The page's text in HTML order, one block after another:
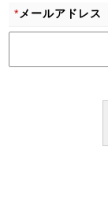
*メールアドレス